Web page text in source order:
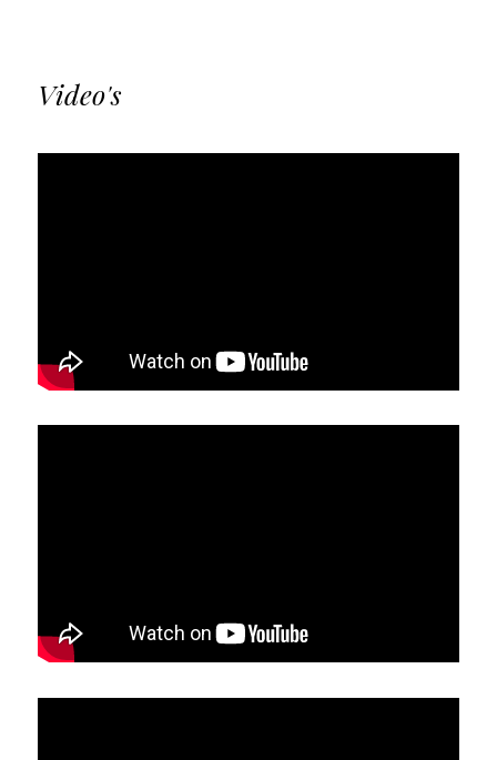
Video's